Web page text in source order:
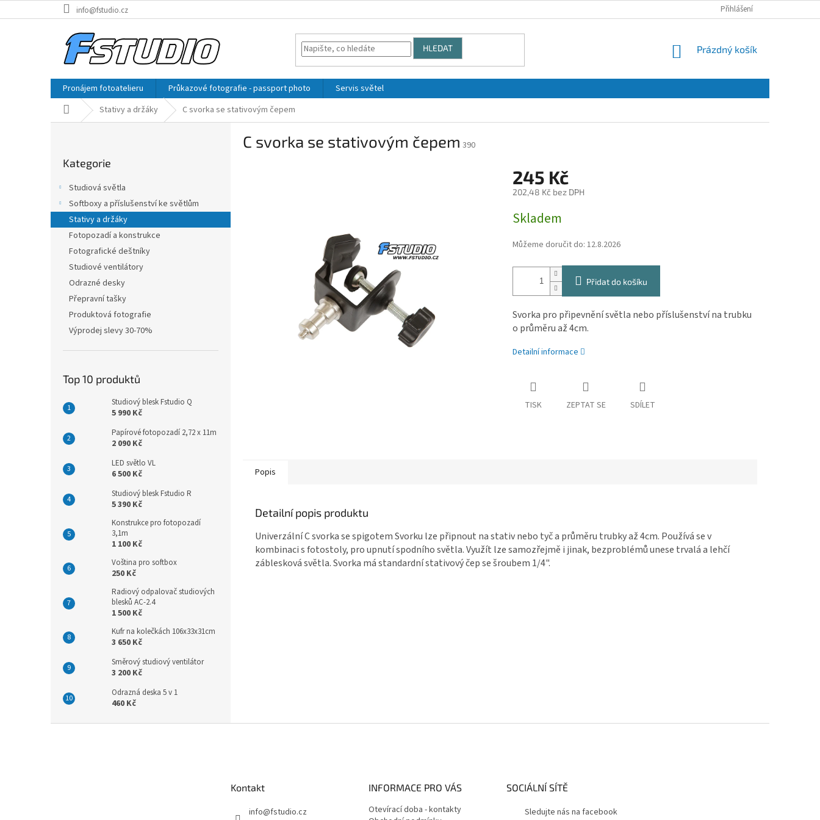
na
info@fstudio.cz Přihlášení
HLEDAT
NÁKUPNÍ
Prázdný košík
Pronájem fotoatelieru Průkazové fotografie - passport photo
Servis světel
Domů Stativy a držáky C svorka se stativovým čepem
n
kategorie
Kategorie
Studiová světla
Softboxy a příslušenství ke světlům
Stativy a držáky
Fotopozadí a konstrukce
Fotografické deštníky
Studiové ventilátory
Odrazné desky
Přepravní tašky
Produktová fotografie
Výprodej slevy 30-70%
Top 10 produktů
Studiový blesk Fstudio Q
5 990 Kč
Papírové fotopozadí 2,72 x 11m
2 090 Kč
LED světlo VL
6 500 Kč
Studiový blesk Fstudio R
5 390 Kč
Konstrukce pro fotopozadí
3,1m
1 100 Kč
Voština pro softbox
250 Kč
Radiový odpalovač studiových
blesků AC-2.4
1 500 Kč
Kufr na kolečkách 106x33x31cm
3 650 Kč
Směrový studiový ventilátor
3 200 Kč
Odrazná deska 5 v 1
460 Kč
C svorka se stativovým čepem 390
245 Kč
202,48 Kč bez DPH
cena:
Skladem
Můžeme doručit do: 12.8.2026
Přidat do košíku
Svorka pro připevnění světla nebo příslušenství na trubku
o průměru až 4cm.
Detailní informace
TISK ZEPTAT SE SDÍLET
Popis
Detailní popis produktu
Univerzální C svorka se spigotem Svorku lze připnout na stativ nebo tyč a průměru trubky až 4cm. Používá se v
kombinaci s fotostoly, pro upnutí spodního světla. Využít lze samozřejmě i jinak, bezproblémů unese trvalá a lehčí
záblesková světla. Svorka má standardní stativový čep se šroubem 1/4".
Kontakt
info@fstudio.cz
INFORMACE PRO VÁS
Otevírací doba - kontakty
SOCIÁLNÍ SÍTĚ
Sledujte nás na facebook